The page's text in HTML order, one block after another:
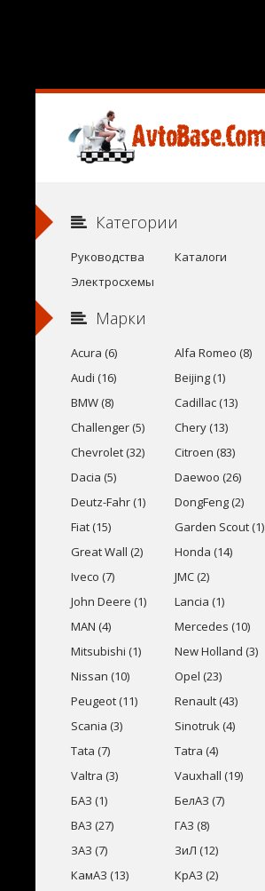
Категории
Руководства
Каталоги
Электросхемы
Марки
Acura (6)
Alfa Romeo (8)
Audi (16)
Beijing (1)
BMW (8)
Cadillac (13)
Challenger (5)
Chery (13)
Chevrolet (32)
Citroen (83)
Dacia (5)
Daewoo (26)
Deutz-Fahr (1)
DongFeng (2)
Fiat (15)
Garden Scout (1)
Great Wall (2)
Honda (14)
Iveco (7)
JMC (2)
John Deere (1)
Lancia (1)
MAN (4)
Mercedes (10)
Mitsubishi (1)
New Holland (3)
Nissan (10)
Opel (23)
Peugeot (11)
Renault (43)
Scania (3)
Sinotruk (4)
Tata (7)
Tatra (4)
Valtra (3)
Vauxhall (19)
БАЗ (1)
БелАЗ (7)
ВАЗ (27)
ГАЗ (8)
ЗАЗ (7)
ЗиЛ (12)
КамАЗ (13)
КрАЗ (2)